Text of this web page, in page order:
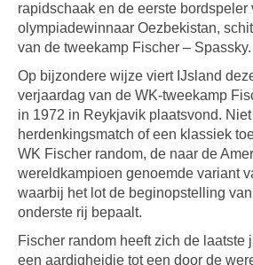
rapidschaak en de eerste bordspeler
olympiadewinnaar Oezbekistan,
van de tweekamp Fischer – Spassky.
Op bijzondere wijze viert IJsland
verjaardag van de WK-tweekamp
in 1972 in Reykjavik plaatsvond.
herdenkingsmatch of een klassiek
WK Fischer random, de naar de
wereldkampioen genoemde variant
waarbij het lot de beginopstelling
onderste rij bepaalt.
Fischer random heeft zich de laatste
een aardigheidje tot een door de